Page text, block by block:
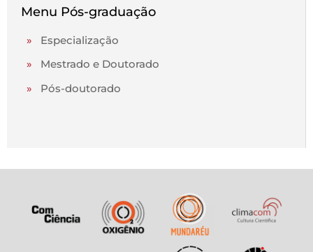
Menu Pós-graduação
» Especialização
» Mestrado e Doutorado
» Pós-doutorado